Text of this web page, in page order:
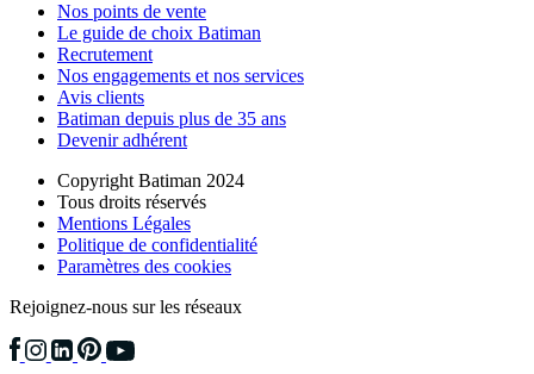
Nos points de vente
Le guide de choix Batiman
Recrutement
Nos engagements et nos services
Avis clients
Batiman depuis plus de 35 ans
Devenir adhérent
Copyright Batiman 2024
Tous droits réservés
Mentions Légales
Politique de confidentialité
Paramètres des cookies
Rejoignez-nous sur les réseaux